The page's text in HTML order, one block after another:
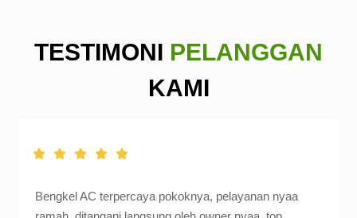
TESTIMONI PELANGGAN
KAMI
Bengkel AC terpercaya pokoknya, pelayanan nyaa